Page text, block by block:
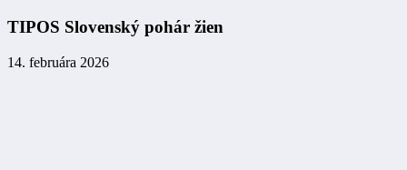
TIPOS Slovenský pohár žien
14. februára 2026